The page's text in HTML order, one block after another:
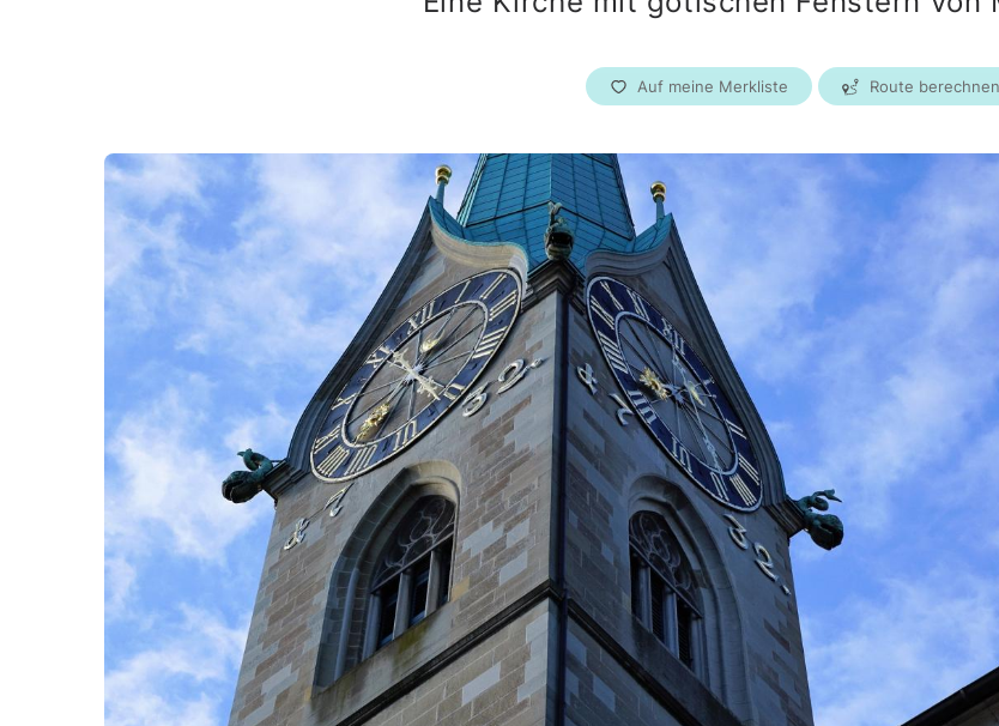
Dresden
Mannheim
Karlsruhe
Österreich
Wien
Graz
Linz
Salzburg
Innsbruck
Klagenfurt
Schweiz
Auf meine Merkliste Route berechnen